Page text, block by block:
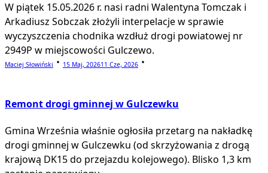
W piątek 15.05.2026 r. nasi radni Walentyna Tomczak i
Arkadiusz Sobczak złożyli interpelacje w sprawie
wyczyszczenia chodnika wzdłuż drogi powiatowej nr
2949P w miejscowości Gulczewo.
Maciej Słowiński 15 Maj, 202611 Cze, 2026
Remont drogi gminnej w Gulczewku
Gmina Września właśnie ogłosiła przetarg na nakładkę
drogi gminnej w Gulczewku (od skrzyżowania z drogą
krajową DK15 do przejazdu kolejowego). Blisko 1,3 km